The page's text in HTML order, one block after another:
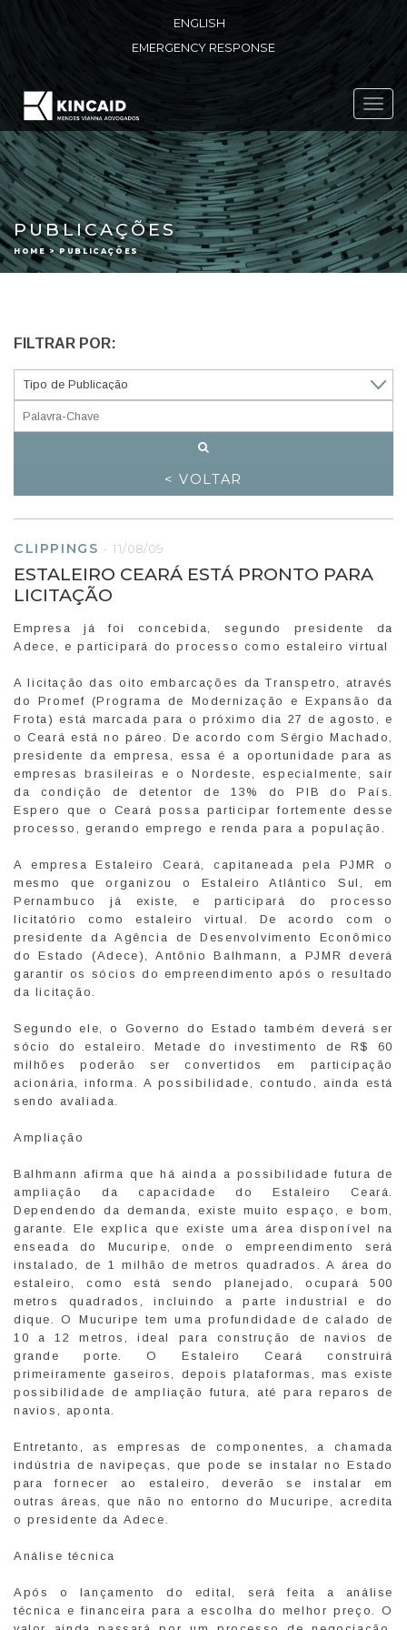
ENGLISH
EMERGENCY RESPONSE
PUBLICAÇÕES
HOME > PUBLICAÇÕES
FILTRAR POR:
< VOLTAR
CLIPPINGS -11/08/09
ESTALEIRO CEARÁ ESTÁ PRONTO PARA
LICITAÇÃO
Empresa já foi concebida, segundo presidente da
Adece, e participará do processo como estaleiro virtual
A licitação das oito embarcações da Transpetro, através
do Promef (Programa de Modernização e Expansão da
Frota) está marcada para o próximo dia 27 de agosto, e
o Ceará está no páreo. De acordo com Sérgio Machado,
presidente da empresa, essa é a oportunidade para as
empresas brasileiras e o Nordeste, especialmente, sair
da condição de detentor de 13% do PIB do País.
Espero que o Ceará possa participar fortemente desse
processo, gerando emprego e renda para a população.
A empresa Estaleiro Ceará, capitaneada pela PJMR o
mesmo que organizou o Estaleiro Atlântico Sul, em
Pernambuco já existe, e participará do processo
licitatório como estaleiro virtual. De acordo com o
presidente da Agência de Desenvolvimento Econômico
do Estado (Adece), Antônio Balhmann, a PJMR deverá
garantir os sócios do empreendimento após o resultado
da licitação.
Segundo ele, o Governo do Estado também deverá ser
sócio do estaleiro. Metade do investimento de R$ 60
milhões poderão ser convertidos em participação
acionária, informa. A possibilidade, contudo, ainda está
sendo avaliada.
Ampliação
Balhmann afirma que há ainda a possibilidade futura de
ampliação da capacidade do Estaleiro Ceará.
Dependendo da demanda, existe muito espaço, e bom,
garante. Ele explica que existe uma área disponível na
enseada do Mucuripe, onde o empreendimento será
instalado, de 1 milhão de metros quadrados. A área do
estaleiro, como está sendo planejado, ocupará 500
metros quadrados, incluindo a parte industrial e do
dique. O Mucuripe tem uma profundidade de calado de
10 a 12 metros, ideal para construção de navios de
grande porte. O Estaleiro Ceará construirá
primeiramente gaseiros, depois plataformas, mas existe
possibilidade de ampliação futura, até para reparos de
navios, aponta.
Entretanto, as empresas de componentes, a chamada
indústria de navipeças, que pode se instalar no Estado
para fornecer ao estaleiro, deverão se instalar em
outras áreas, que não no entorno do Mucuripe, acredita
o presidente da Adece.
Análise técnica
Após o lançamento do edital, será feita a análise
técnica e financeira para a escolha do melhor preço. O